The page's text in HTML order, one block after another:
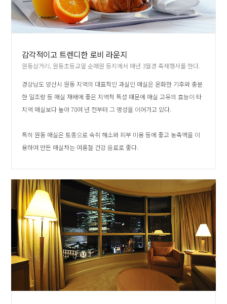
감각적이고 트렌디한 로비 라운지
원동삼거리, 원동초등교옆 순매원 등지에서 매년 3월경 축제행사를 한다.
경상남도 양산시 원동 지역의 대표적인 과실인 매실은 온화한 기후와 충분
한 일조량 등 매실 재배에 좋은 지역적 특성 때문에 매실 고유의 효능이 타
지역 매실보다 높아 70여 년 전부터 그 명성을 이어가고 있다.
특히 원동 매실은 토종으로 숙취 해소와 피부 미용 등에 좋고 농축액을 이
용하여 만든 매실차는 여름철 건강 음료로 좋다.